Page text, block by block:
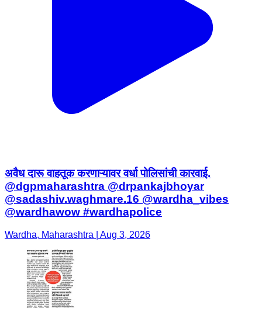
अवैध दारू वाहतूक करणाऱ्यावर वर्धा पोलिसांची कारवाई.
@dgpmaharashtra @drpankajbhoyar
@sadashiv.waghmare.16 @wardha_vibes
@wardhawow #wardhapolice
Wardha, Maharashtra | Aug 3, 2026